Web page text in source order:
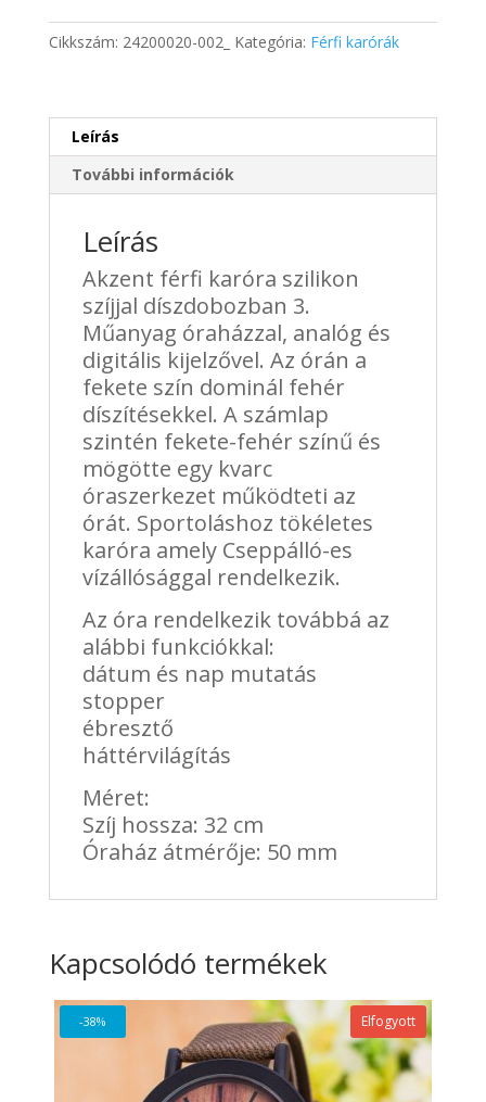
szín
mennyiség
Cikkszám: 24200020-002_ Kategória: Férfi karórák
Leírás
További információk
Leírás
Akzent férfi karóra szilikon
szíjjal díszdobozban 3.
Műanyag óraházzal, analóg és
digitális kijelzővel. Az órán a
fekete szín dominál fehér
díszítésekkel. A számlap
szintén fekete-fehér színű és
mögötte egy kvarc
óraszerkezet működteti az
órát. Sportoláshoz tökéletes
karóra amely Cseppálló-es
vízállósággal rendelkezik.
Az óra rendelkezik továbbá az
alábbi funkciókkal:
dátum és nap mutatás
stopper
ébresztő
háttérvilágítás
Méret:
Szíj hossza: 32 cm
Óraház átmérője: 50 mm
Kapcsolódó termékek
-38% Elfogyott